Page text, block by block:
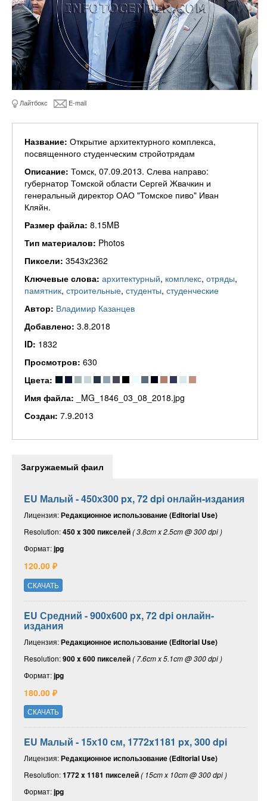
Лайтбокс E-mail
Название: Открытие архитектурного комплекса,
посвященного студенческим стройотрядам
Описание: Томск, 07.09.2013. Слева направо:
губернатор Томской области Сергей Жвачкин и
генеральный директор ОАО "Томское пиво" Иван
Кляйн.
Размер файла: 8.15MB
Тип материалов: Photos
Пиксели: 3543x2362
Ключевые слова: архитектурный, комплекс, отряды,
памятник, строительные, студенты, студенческие
Автор: Владимир Казанцев
Добавлено: 3.8.2018
ID: 1832
Просмотров: 630
Цвета:
Имя файла:
_MG_1846_03_08_2018.jpg
Создан: 7.9.2013
Загружаемый фаил
EU Малый - 450х300 px, 72 dpi онлайн-издания
Лицензия:Редакционное использование (Editorial Use)
Resolution:450 x 300 пикселей( 3.8cm x 2.5cm @ 300 dpi )
Формат:jpg
120.00 ₽
СКАЧАТЬ
EU Средний - 900х600 px, 72 dpi онлайн-
издания
Лицензия:Редакционное использование (Editorial Use)
Resolution:900 x 600 пикселей( 7.6cm x 5.1cm @ 300 dpi )
Формат:jpg
180.00 ₽
СКАЧАТЬ
EU Малый - 15х10 см, 1772x1181 px, 300 dpi
Лицензия:Редакционное использование (Editorial Use)
Resolution:1772 x 1181 пикселей( 15cm x 10cm @ 300 dpi )
Формат:jpg